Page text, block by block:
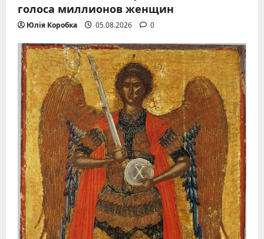
голоса миллионов женщин
Юлія Коробка 05.08.2026 0